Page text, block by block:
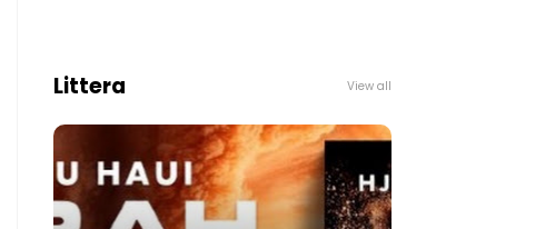
Littera View all